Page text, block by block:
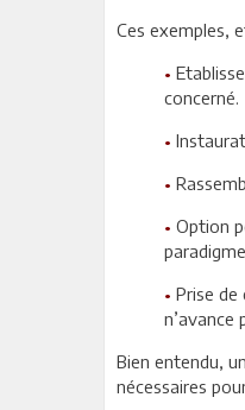
Ces exemples,
•
concerné.
•
•
• Option
• Prise de
n’avance
Bien entendu,
nécessaires